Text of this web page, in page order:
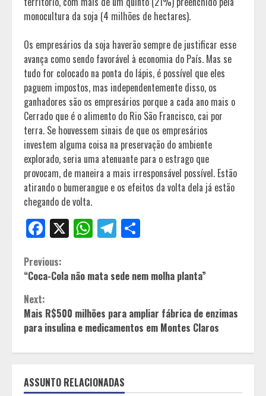
monocultura da soja (4 milhões de hectares).
Os empresários da soja haverão sempre de justificar esse
avança como sendo favorável à economia do País. Mas se
tudo for colocado na ponta do lápis, é possível que eles
paguem impostos, mas independentemente disso, os
ganhadores são os empresários porque a cada ano mais o
Cerrado que é o alimento do Rio São Francisco, cai por
terra. Se houvessem sinais de que os empresários
investem alguma coisa na preservação do ambiente
explorado, seria uma atenuante para o estrago que
provocam, de maneira a mais irresponsável possível. Estão
atirando o bumerangue e os efeitos da volta dela já estão
chegando de volta.
Facebook
X WhatsApp
Telegram
Continue
Reading
Previous:
“Coca-Cola não mata sede nem molha planta”
Next:
Mais R$500 milhões para ampliar fábrica de enzimas
para insulina e medicamentos em Montes Claros
ASSUNTO RELACIONADAS